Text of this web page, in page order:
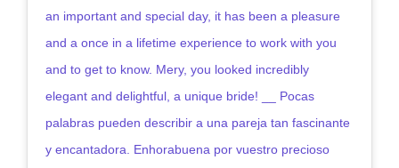
an important and special day, it has been a pleasure
and a once in a lifetime experience to work with you
and to get to know. Mery, you looked incredibly
elegant and delightful, a unique bride! __ Pocas
palabras pueden describir a una pareja tan fascinante
y encantadora. Enhorabuena por vuestro precioso